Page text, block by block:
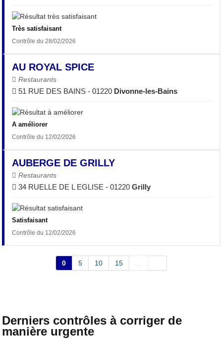
Très satisfaisant
Contrôle du 28/02/2026
AU ROYAL SPICE
Restaurants
51 RUE DES BAINS - 01220 Divonne-les-Bains
A améliorer
Contrôle du 12/02/2026
AUBERGE DE GRILLY
Restaurants
34 RUELLE DE L EGLISE - 01220Grilly
Satisfaisant
Contrôle du 12/02/2026
0 5 10 15 ...
Derniers contrôles à corriger de
manière urgente